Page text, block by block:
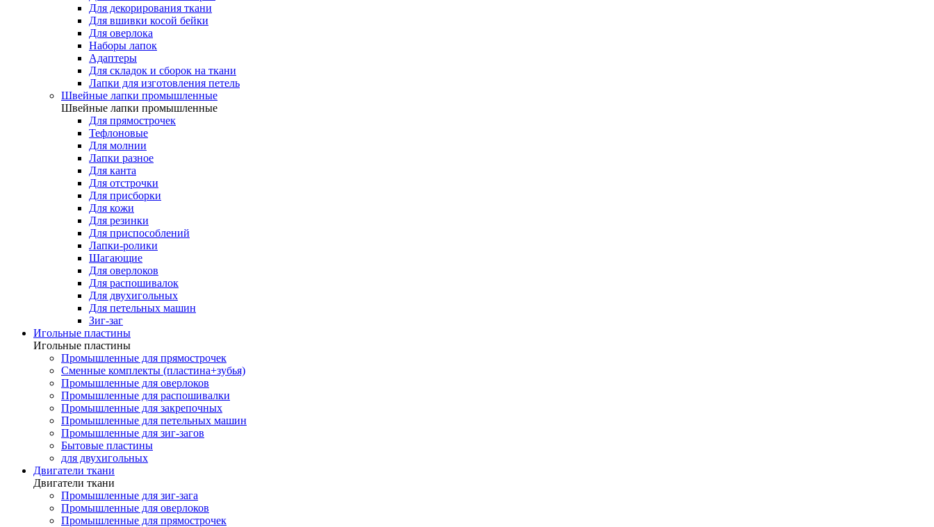
Для декорирования ткани
Для вшивки косой бейки
Для оверлока
Наборы лапок
Адаптеры
Для складок и сборок на ткани
Лапки для изготовления петель
Швейные лапки промышленные
Швейные лапки промышленные
Для прямострочек
Тефлоновые
Для молнии
Лапки разное
Для канта
Для отстрочки
Для присборки
Для кожи
Для резинки
Для приспособлений
Лапки-ролики
Шагающие
Для оверлоков
Для распошивалок
Для двухигольных
Для петельных машин
Зиг-заг
Игольные пластины
Игольные пластины
Промышленные для прямострочек
Сменные комплекты (пластина+зубья)
Промышленные для оверлоков
Промышленные для распошивалки
Промышленные для закрепочных
Промышленные для петельных машин
Промышленные для зиг-загов
Бытовые пластины
для двухигольных
Двигатели ткани
Двигатели ткани
Промышленные для зиг-зага
Промышленные для оверлоков
Промышленные для прямострочек